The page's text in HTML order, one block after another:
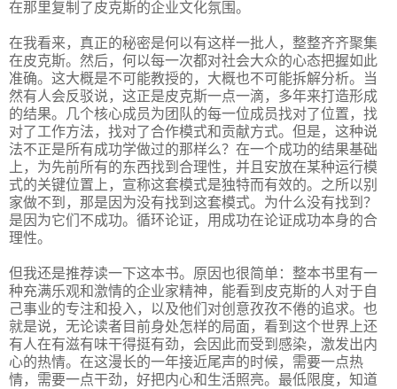
在那里复制了皮克斯的企业文化氛围。
在我看来，真正的秘密是何以有这样一批人，整整齐齐聚集
在皮克斯。然后，何以每一次都对社会大众的心态把握如此
准确。这大概是不可能教授的，大概也不可能拆解分析。当
然有人会反驳说，这正是皮克斯一点一滴，多年来打造形成
的结果。几个核心成员为团队的每一位成员找对了位置，找
对了工作方法，找对了合作模式和贡献方式。但是，这种说
法不正是所有成功学做过的那样么？在一个成功的结果基础
上，为先前所有的东西找到合理性，并且安放在某种运行模
式的关键位置上，宣称这套模式是独特而有效的。之所以别
家做不到，那是因为没有找到这套模式。为什么没有找到？
是因为它们不成功。循环论证，用成功在论证成功本身的合
理性。
但我还是推荐读一下这本书。原因也很简单：整本书里有一
种充满乐观和激情的企业家精神，能看到皮克斯的人对于自
己事业的专注和投入，以及他们对创意孜孜不倦的追求。也
就是说，无论读者目前身处怎样的局面，看到这个世界上还
有人在有滋有味干得挺有劲，会因此而受到感染，激发出内
心的热情。在这漫长的一年接近尾声的时候，需要一点热
情，需要一点干劲，好把内心和生活照亮。最低限度，知道